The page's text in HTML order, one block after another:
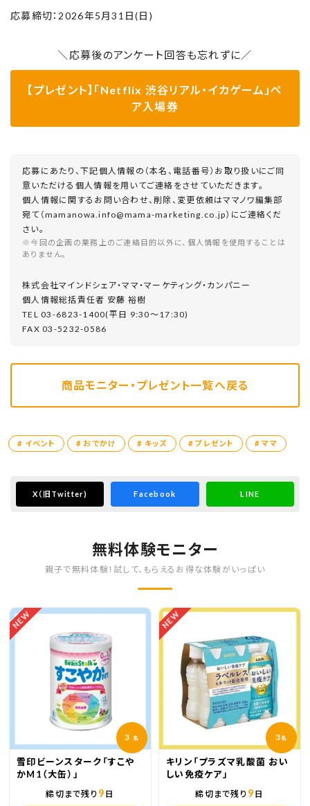
応募締切：2026年5月31日(日)
＼応募後のアンケート回答も忘れずに／
【プレゼント】「Netflix 渋谷リアル・イカゲーム」ペ
ア入場券
応募にあたり、下記個人情報の（本名、電話番号）お取り扱いにご同
意いただける個人情報を用いてご連絡をさせていただきます。
個人情報に関するお問い合わせ、削除、変更依頼はママノワ編集部
宛て（mamanowa.info@mama-marketing.co.jp）にご連絡くだ
さい。
※今回の企画の業務上のご連絡目的以外に、個人情報を使用することは
ありません。
株式会社マインドシェア・ママ・マーケティング・カンパニー
個⼈情報総括責任者 安藤 裕樹
TEL 03-6823-1400(平⽇ 9:30〜17:30)
FAX 03-5232-0586
商品モニター・プレゼント一覧へ戻る
# イベント # おでかけ # キッズ # プレゼント # ママ
X （旧Twitter) Facebook LINE
無料体験モニター
親子で無料体験！試して、もらえるお得な体験がいっぱい
NEW
3 名
雪印ビーンスターク「すこや
かM1（大缶）」
締切まで残り 9 日
NEW
3名
キリン「プラズマ乳酸菌 おい
しい免疫ケア」
締切まで残り 9 日